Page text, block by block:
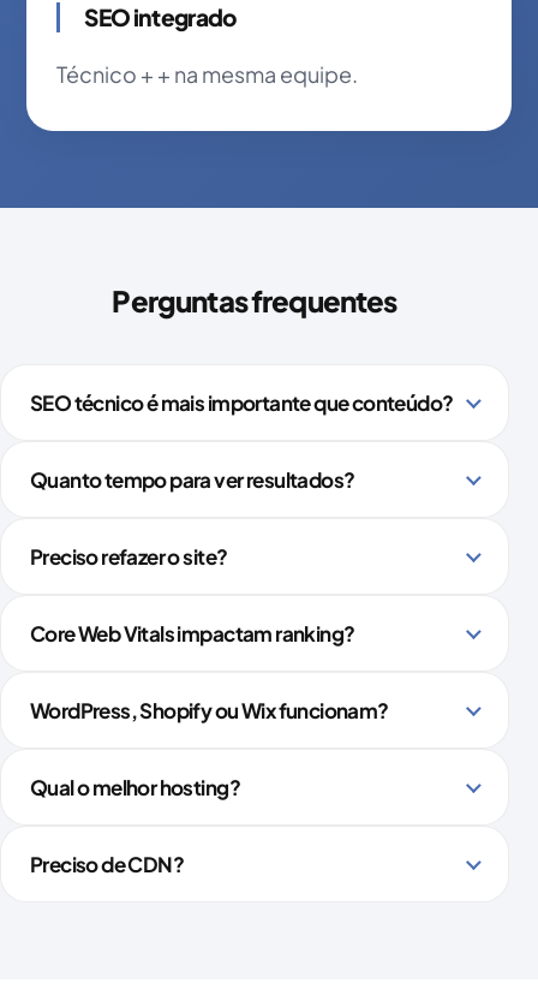
SEO integrado
Técnico + + na mesma equipe.
Perguntas frequentes
SEO técnico é mais importante que conteúdo?
Quanto tempo para ver resultados?
Preciso refazer o site?
Core Web Vitals impactam ranking?
WordPress, Shopify ou Wix funcionam?
Qual o melhor hosting?
Preciso de CDN?